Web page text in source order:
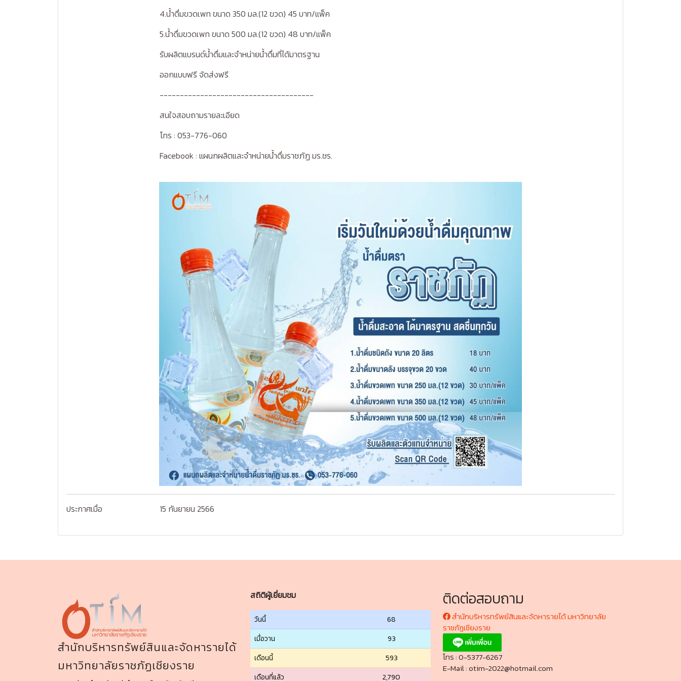
4.น้ำดื่มขวดเพท ขนาด 350 มล.(12 ขวด) 45 บาท/แพ็ค
5.น้ำดื่มขวดเพท ขนาด 500 มล.(12 ขวด) 48 บาท/แพ็ค
รับผลิตแบรนด์น้ำดื่มและจำหน่ายน้ำดื่มที่ได้มาตรฐาน
ออกแบบฟรี จัดส่งฟรี
--------------------------------------
สนใจสอบถามรายละเอียด
โทร : 053-776-060
Facebook : แผนกผลิตและจำหน่ายน้ำดื่มราชภัฏ มร.ชร.
ประกาศเมื่อ 15 กันยายน 2566
สำนักบริหารทรัพย์สินและจัดหารายได้
มหาวิทยาลัยราชภัฏเชียงราย
สถิติผู้เยี่ยมชม
วันนี้
68
เมื่อวาน
93
เดือนนี้
593
เดือนที่แล้ว
2,790
ติดต่อสอบถาม
สำนักบริหารทรัพย์สินและจัดหารายได้ มหาวิทยาลัย
ราชภัฏเชียงราย
โทร : 0-5377-6267
E-Mail : otim-2022@hotmail.com